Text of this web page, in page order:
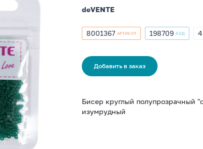
deVENTE
Артикул
8001367 АРТИКУЛ
Артикул
198709 КОД
Добавить в заказ
Бисер круглый полупрозрачный
изумрудный